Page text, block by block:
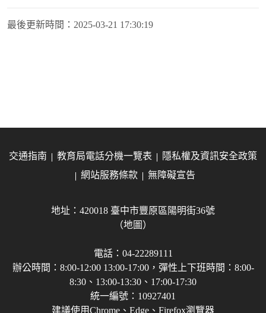
最後更新時間： 2025-03-21 17:30:19
交通指南 教育局電話分機一覽表
隱私權及資訊安全政策
網站服務條款
無障礙宣告
地址：420018 臺中市豐原區陽明街36號
（地圖）
電話：04-22289111
辦公時間：8:00-12:00 13:00-17:00，彈性上下班時間：8:00-
8:30、13:00-13:30、17:00-17:30
統一編號：10927401
建議使用Chrome、Edge、Firefox瀏覽器